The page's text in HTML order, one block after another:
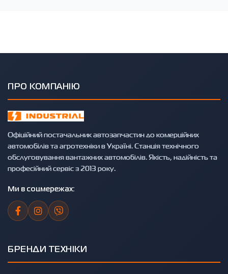
ПРО КОМПАНІЮ
Офіційний постачальник автозапчастин до комерційних
автомобілів та агротехніки в Україні. Станція технічного
обслуговування вантажних автомобілів. Якість, надійність та
професійний сервіс з 2013 року.
Ми в соцмережах:
БРЕНДИ ТЕХНІКИ